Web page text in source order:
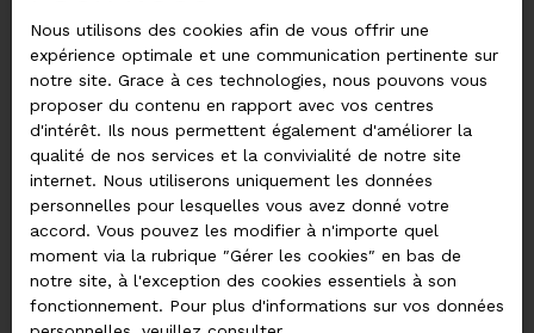
Informations
Nos honoraires
Mentions légales
Politique de confidentialité
Plan du site
Nous utilisons des cookies afin de vous offrir une
expérience optimale et une communication pertinente sur
notre site. Grace à ces technologies, nous pouvons vous
proposer du contenu en rapport avec vos centres
d'intérêt. Ils nous permettent également d'améliorer la
qualité de nos services et la convivialité de notre site
internet. Nous utiliserons uniquement les données
personnelles pour lesquelles vous avez donné votre
accord. Vous pouvez les modifier à n'importe quel
moment via la rubrique ″Gérer les cookies″ en bas de
notre site, à l'exception des cookies essentiels à son
fonctionnement. Pour plus d'informations sur vos données